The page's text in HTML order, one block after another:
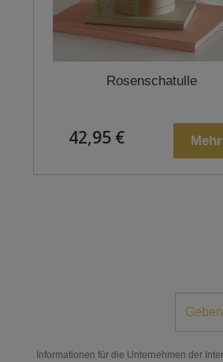
Rosenschatulle
42,95 € Mehr
Informationen für die Unternehmen der